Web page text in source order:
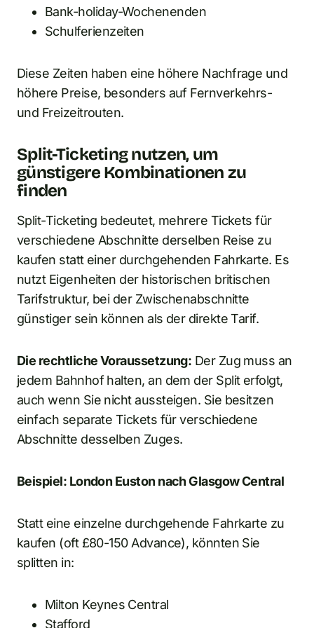
Bank-holiday-Wochenenden
Schulferienzeiten
Diese Zeiten haben eine höhere Nachfrage und
höhere Preise, besonders auf Fernverkehrs-
und Freizeitrouten.
Split-Ticketing nutzen, um
günstigere Kombinationen zu
finden
Split-Ticketing bedeutet, mehrere Tickets für
verschiedene Abschnitte derselben Reise zu
kaufen statt einer durchgehenden Fahrkarte. Es
nutzt Eigenheiten der historischen britischen
Tarifstruktur, bei der Zwischenabschnitte
günstiger sein können als der direkte Tarif.
Die rechtliche Voraussetzung: Der Zug muss an
jedem Bahnhof halten, an dem der Split erfolgt,
auch wenn Sie nicht aussteigen. Sie besitzen
einfach separate Tickets für verschiedene
Abschnitte desselben Zuges.
Beispiel: London Euston nach Glasgow Central
Statt eine einzelne durchgehende Fahrkarte zu
kaufen (oft £80-150 Advance), könnten Sie
splitten in:
Milton Keynes Central
Stafford